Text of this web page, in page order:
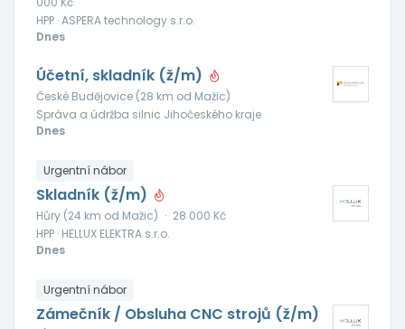
HPP · ASPERA technology s.r.o.
Dnes
Účetní, skladník (ž/m)
České Budějovice (28 km od Mažic)
Správa a údržba silnic Jihočeského kraje
Dnes
Urgentní nábor
Skladník (ž/m)
Hůry (24 km od Mažic) · 28 000 Kč
HPP · HELLUX ELEKTRA s.r.o.
Dnes
Urgentní nábor
Zámečník / Obsluha CNC strojů (ž/m)